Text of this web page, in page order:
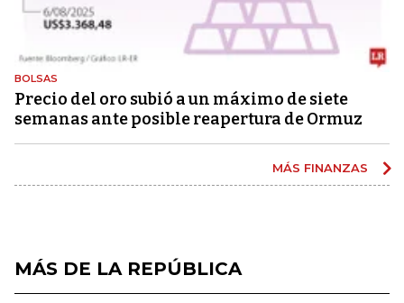
BOLSAS
Precio del oro subió a un máximo de siete
semanas ante posible reapertura de Ormuz
MÁS FINANZAS
MÁS DE LA REPÚBLICA